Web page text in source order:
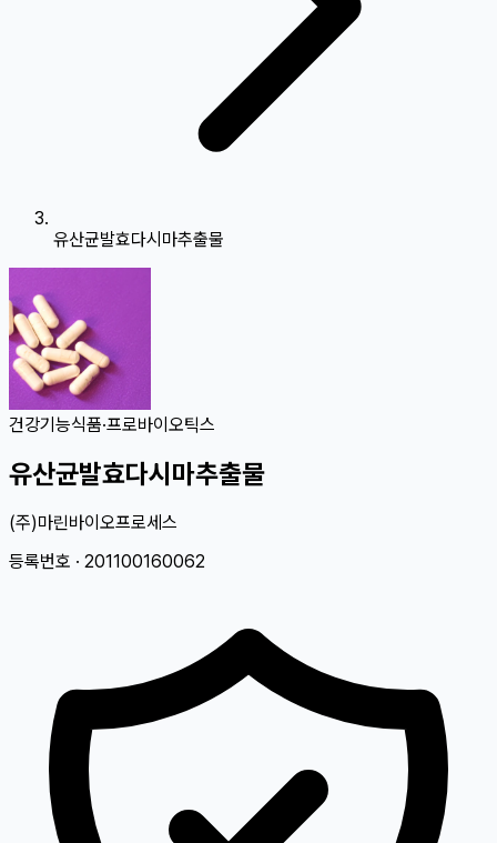
유산균발효다시마추출물
건강기능식품·프로바이오틱스
유산균발효다시마추출물
(주)마린바이오프로세스
등록번호 · 201100160062